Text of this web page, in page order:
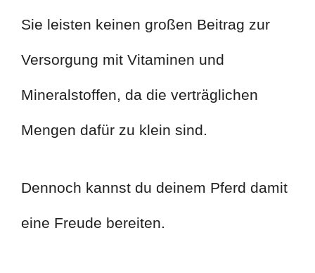
Sie leisten keinen großen Beitrag zur
Versorgung mit Vitaminen und
Mineralstoffen, da die verträglichen
Mengen dafür zu klein sind.
Dennoch kannst du deinem Pferd damit
eine Freude bereiten.